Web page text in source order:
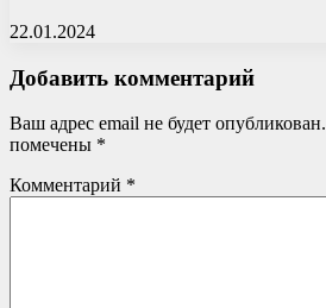
22.01.2024
Добавить комментарий
Ваш адрес email не будет опубликован.
помечены *
Комментарий *